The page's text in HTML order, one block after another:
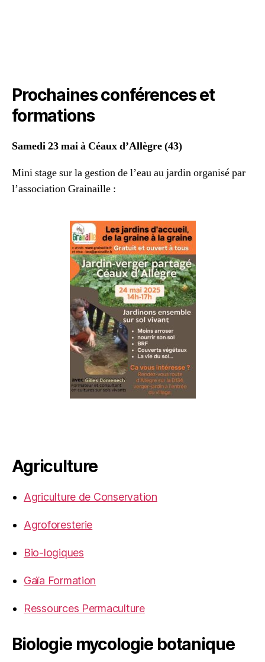
Prochaines conférences et
formations
Samedi 23 mai à Céaux d’Allègre (43)
Mini stage sur la gestion de l’eau au jardin organisé par
l’association Grainaille :
Agriculture
Agriculture de Conservation
Agroforesterie
Bio-logiques
Gaïa Formation
Ressources Permaculture
Biologie mycologie botanique